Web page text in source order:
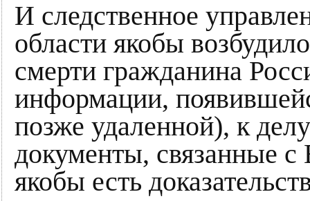
И следственное
области якобы
смерти гражданина
информации,
позже удаленной), к
документы, связанные
якобы есть